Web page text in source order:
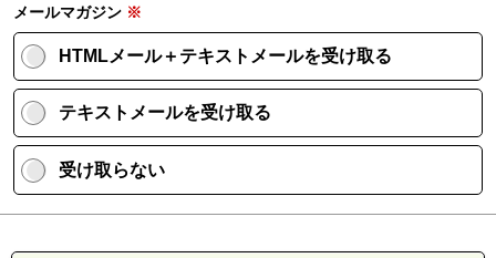
メールマガジン ※
HTMLメール＋テキストメールを受け取る
テキストメールを受け取る
受け取らない